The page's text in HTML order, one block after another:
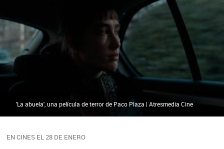
EN CINES EL 28 DE ENERO
'La abuela', una película de terror de Paco Plaza | Atresmedia Cine